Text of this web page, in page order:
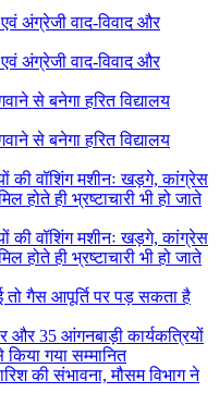
अंग्रेजी वाद-विवाद और
अंग्रेजी वाद-विवाद और
से बनेगा हरित विद्यालय
से बनेगा हरित विद्यालय
की वॉशिंग मशीनः खड़गे, कांग्रेस
होते ही भ्रष्टाचारी भी हो जाते
की वॉशिंग मशीनः खड़गे, कांग्रेस
होते ही भ्रष्टाचारी भी हो जाते
तो गैस आपूर्ति पर पड़ सकता है
और 35 आंगनबाड़ी कार्यकत्रियों
गया सम्मानित
की संभावना, मौसम विभाग ने